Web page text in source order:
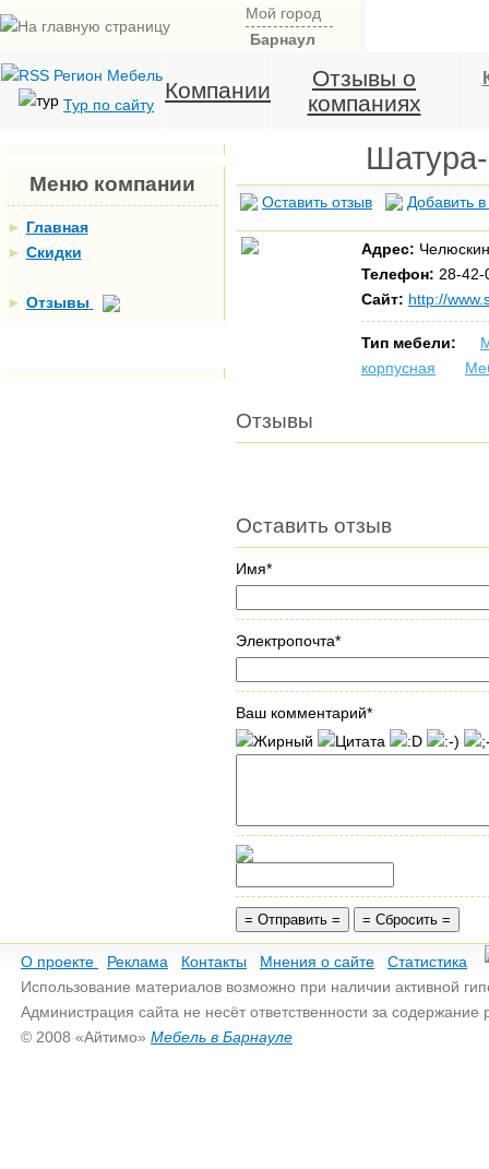
Мой город
Барнаул
Тур по сайту
Компании
Отзывы о
компаниях
Меню компании
► Главная
► Скидки
► Отзывы
Оставить отзыв Добавить в
Адрес:
Телефон: 28-42-
Сайт: http://
Тип мебели:
корпусная
Отзывы
Оставить отзыв
Имя*
Электропочта*
Ваш комментарий*
О проекте Реклама Контакты Мнения о сайте
Статистика
Использование материалов возможно при наличии активной
Администрация сайта не несёт ответственности за
© 2008 «Айтимо» Мебель в Барнауле